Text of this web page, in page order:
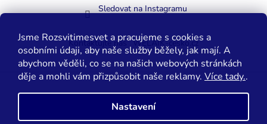
Jsme Rozsvitimesvet a pracujeme s cookies a
osobními údaji, aby naše služby běžely, jak mají. A
abychom věděli, co se na našich webových stránkách
děje a mohli vám přizpůsobit naše reklamy. Více tady..
Nastavení
Sledovat na Instagramu
Kontaktujte nás WELAIK-cesko.cz
Vytvořil Shoptet